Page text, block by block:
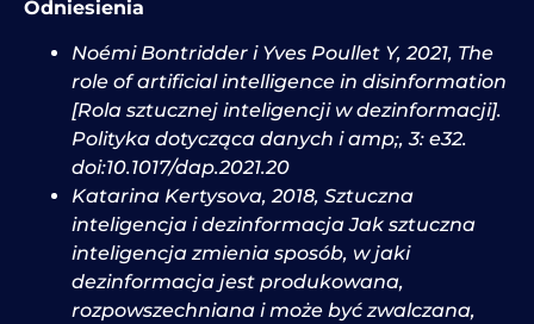
Odniesienia
Noémi Bontridder i Yves Poullet Y, 2021, The
role of artificial intelligence in disinformation
[Rola sztucznej inteligencji w dezinformacji].
Polityka dotycząca danych i amp;, 3: e32.
doi:10.1017/dap.2021.20
Katarina Kertysova, 2018, Sztuczna
inteligencja i dezinformacja Jak sztuczna
inteligencja zmienia sposób, w jaki
dezinformacja jest produkowana,
rozpowszechniana i może być zwalczana,